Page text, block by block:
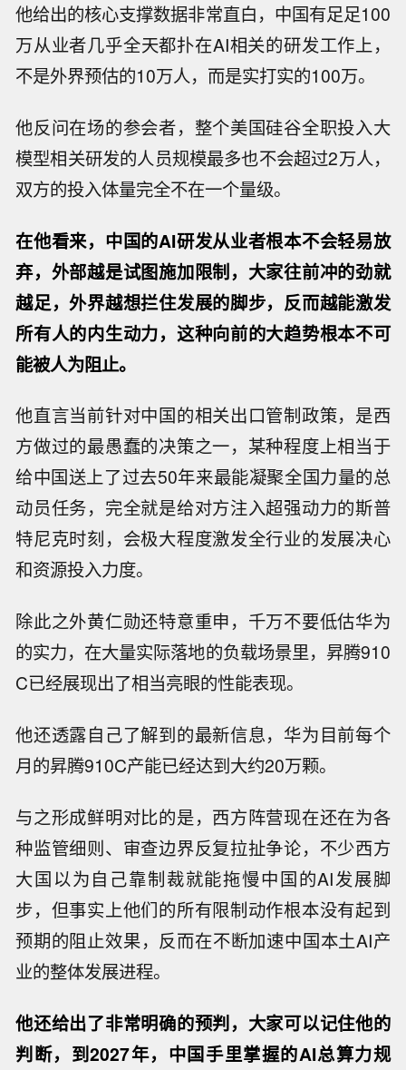
他给出的核心支撑数据非常直白，中国有足足100
万从业者几乎全天都扑在AI相关的研发工作上，
不是外界预估的10万人，而是实打实的100万。
他反问在场的参会者，整个美国硅谷全职投入大
模型相关研发的人员规模最多也不会超过2万人，
双方的投入体量完全不在一个量级。
在他看来，中国的AI研发从业者根本不会轻易放
弃，外部越是试图施加限制，大家往前冲的劲就
越足，外界越想拦住发展的脚步，反而越能激发
所有人的内生动力，这种向前的大趋势根本不可
能被人为阻止。
他直言当前针对中国的相关出口管制政策，是西
方做过的最愚蠢的决策之一，某种程度上相当于
给中国送上了过去50年来最能凝聚全国力量的总
动员任务，完全就是给对方注入超强动力的斯普
特尼克时刻，会极大程度激发全行业的发展决心
和资源投入力度。
除此之外黄仁勋还特意重申，千万不要低估华为
的实力，在大量实际落地的负载场景里，昇腾910
C已经展现出了相当亮眼的性能表现。
他还透露自己了解到的最新信息，华为目前每个
月的昇腾910C产能已经达到大约20万颗。
与之形成鲜明对比的是，西方阵营现在还在为各
种监管细则、审查边界反复拉扯争论，不少西方
大国以为自己靠制裁就能拖慢中国的AI发展脚
步，但事实上他们的所有限制动作根本没有起到
预期的阻止效果，反而在不断加速中国本土AI产
业的整体发展进程。
他还给出了非常明确的预判，大家可以记住他的
判断，到2027年，中国手里掌握的AI总算力规